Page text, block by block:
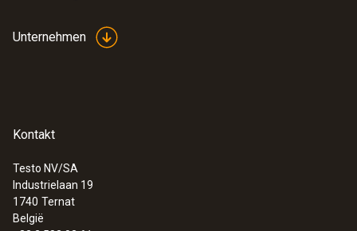
:0563 3240 77
Unternehmen
Kontakt
Testo NV/SA
Industrielaan 19
1740 Ternat
België